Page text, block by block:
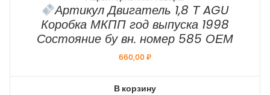
Артикул Двигатель 1,8 Т AGU
Коробка МКПП год выпуска 1998
Состояние бу вн. номер 585 ОЕМ
660,00₽
В корзину